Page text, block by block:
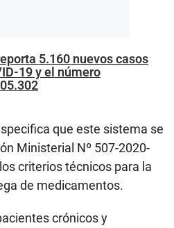
5.160 nuevos casos
19 y el número
que este sistema se
Ministerial Nº 507-2020-
criterios técnicos para la
de medicamentos.
crónicos y